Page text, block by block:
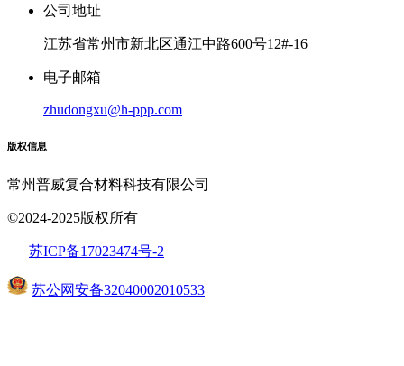
公司地址
江苏省常州市新北区通江中路600号12#-16
电子邮箱
zhudongxu@h-ppp.com
版权信息
常州普威复合材料科技有限公司
©2024-2025版权所有
苏ICP备17023474号-2
苏公网安备32040002010533